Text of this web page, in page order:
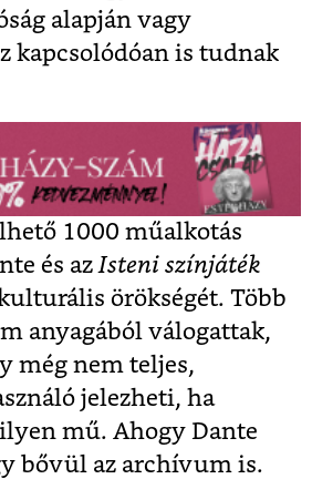
alapján vagy
kapcsolódóan is tudnak
1000 műalkotás
és az Isteni színjáték
örökségét. Több
anyagából válogattak,
még nem teljes,
jelezheti, ha
mű. Ahogy Dante
bővül az archívum is.